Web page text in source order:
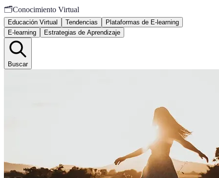
🗂️Conocimiento Virtual
Educación Virtual Tendencias
Plataformas de E-learning
E-learning
Estrategias de Aprendizaje
Buscar